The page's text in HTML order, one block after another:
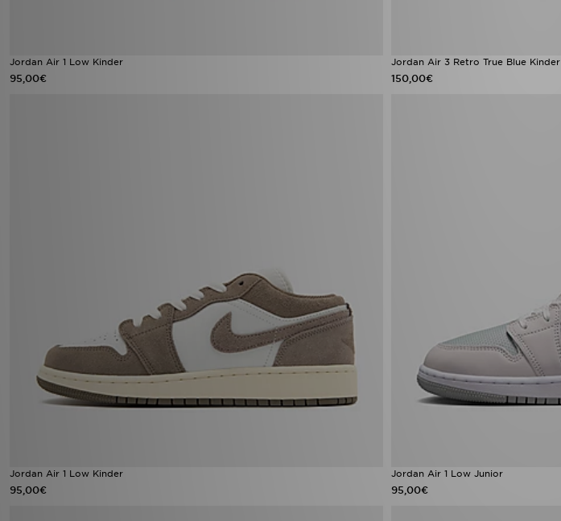
Jordan Air 1 Low Kinder
95,00€
Jordan Air 3 Retro True Blue Kinder
150,00€
Jordan Air 1 Low Kinder
95,00€
Jordan Air 1 Low Junior
95,00€